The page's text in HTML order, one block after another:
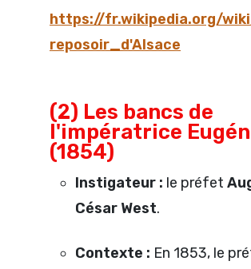
https://fr.wikipedia.org/
reposoir_d'Alsace
(2) Les bancs de
l'impératrice
(1854)
Instigateur : le préfet
César West.
Contexte : En 1853, le